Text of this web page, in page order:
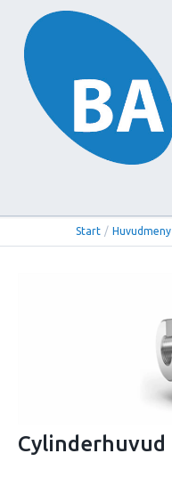
Start / Huvudmeny
Cylinderhuvud